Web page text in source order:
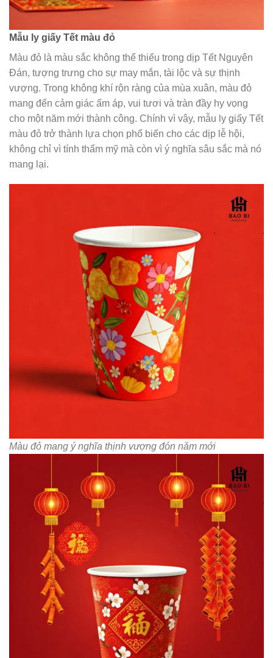
Mẫu ly giấy Tết màu đỏ
Màu đỏ là màu sắc không thể thiếu trong dịp Tết Nguyên
Đán, tượng trưng cho sự may mắn, tài lộc và sự thịnh
vượng. Trong không khí rộn ràng của mùa xuân, màu đỏ
mang đến cảm giác ấm áp, vui tươi và tràn đầy hy vọng
cho một năm mới thành công. Chính vì vậy, mẫu ly giấy Tết
màu đỏ trở thành lựa chọn phổ biến cho các dịp lễ hội,
không chỉ vì tính thẩm mỹ mà còn vì ý nghĩa sâu sắc mà nó
mang lại.
Màu đỏ mang ý nghĩa thịnh vượng đón năm mới